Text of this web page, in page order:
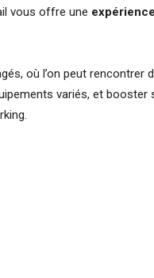
vous offre une
où l’on peut rencontrer
variés, et booster